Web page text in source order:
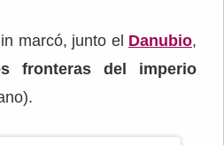
marcó, junto el Danubio,
fronteras del imperio